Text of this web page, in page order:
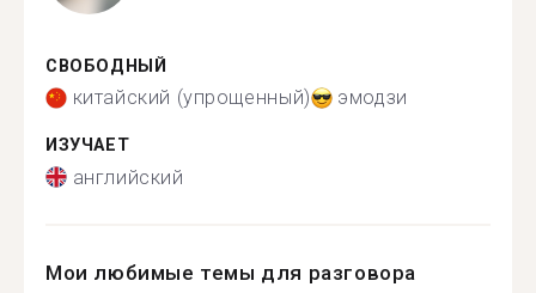
СВОБОДНЫЙ
китайский (упрощенный) эмодзи
ИЗУЧАЕТ
английский
Мои любимые темы для разговора